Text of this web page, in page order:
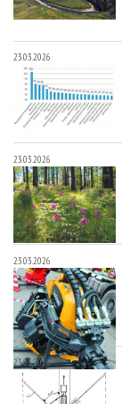
23.03.2026
23.03.2026
23.03.2026
23.03.2026